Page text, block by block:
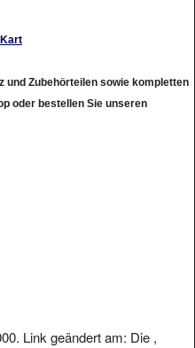
und Zubehörteilen sowie kompletten
oder bestellen Sie unseren
Link geändert am: Die ,